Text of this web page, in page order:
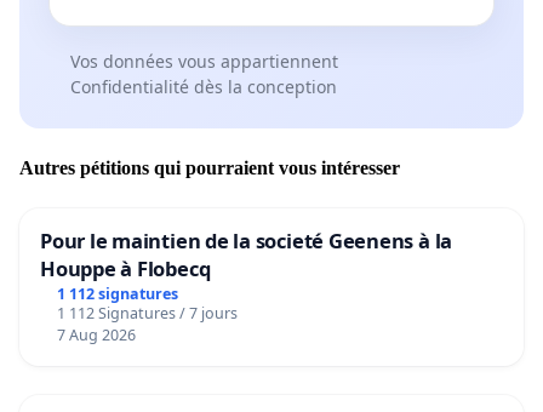
Vos données vous appartiennent
Confidentialité dès la conception
Autres pétitions qui pourraient vous intéresser
Pour le maintien de la societé Geenens à la
Houppe à Flobecq
1 112 signatures
1 112 Signatures / 7 jours
7 Aug 2026